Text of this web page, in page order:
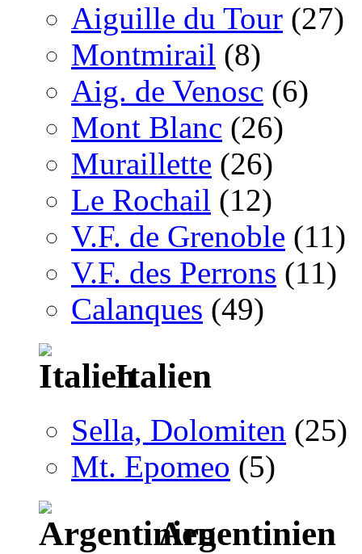
Aiguille du Tour (27)
Montmirail (8)
Aig. de Venosc (6)
Mont Blanc (26)
Muraillette (26)
Le Rochail (12)
V.F. de Grenoble (11)
V.F. des Perrons (11)
Calanques (49)
Italien
Sella, Dolomiten (25)
Mt. Epomeo (5)
Argentinien